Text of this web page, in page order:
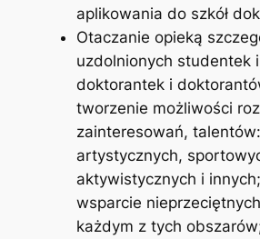
aplikowania do szkół
Otaczanie opieką
uzdolnionych studentek
doktorantek i
tworzenie możliwości
zainteresowań,
artystycznych,
aktywistycznych i
wsparcie
każdym z tych